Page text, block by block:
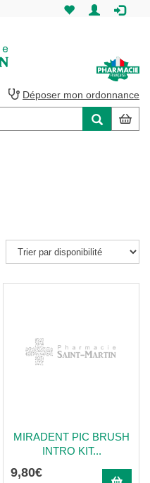
Martin
Pharmacie
Déposer mon ordonnance
MIRADENT PIC BRUSH
INTRO KIT...
9,80€